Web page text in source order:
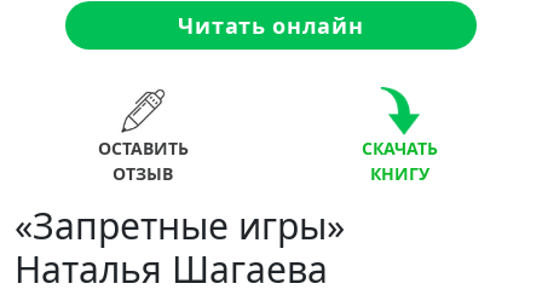
Читать онлайн
ОСТАВИТЬ
ОТЗЫВ
СКАЧАТЬ
КНИГУ
«Запретные игры»
Наталья Шагаева